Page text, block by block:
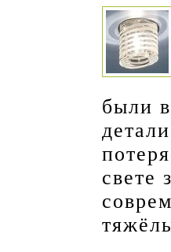
были
свете